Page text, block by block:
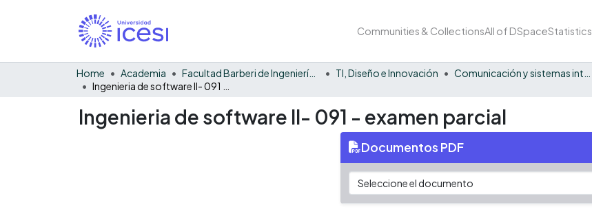
Communities & CollectionsAll of DSpaceStatistics
Home Academia Facultad Barberi de Ingeniería, Diseño y Ciencias Aplicadas TI, Diseño e Innovación
Ingenieria de software II- 091 - examen parcial
Documentos PDF